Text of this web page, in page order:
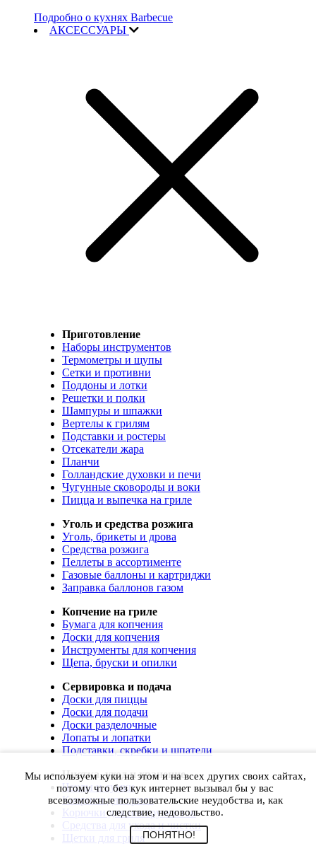
Подробно о кухнях Barbecue
АКСЕССУАРЫ
Приготовление
Наборы инструментов
Термометры и щупы
Сетки и противни
Поддоны и лотки
Решетки и полки
Шампуры и шпажки
Вертелы к грилям
Подставки и ростеры
Отсекатели жара
Планчи
Голландские духовки и печи
Чугунные сковороды и воки
Пицца и выпечка на гриле
Уголь и средства розжига
Уголь, брикеты и дрова
Средства розжига
Пеллеты в ассортименте
Газовые баллоны и картриджи
Заправка баллонов газом
Копчение на гриле
Бумага для копчения
Доски для копчения
Инструменты для копчения
Щепа, бруски и опилки
Сервировка и подача
Доски для пиццы
Доски для подачи
Доски разделочные
Лопаты и лопатки
Подставки, скребки и шпатели
Чистка, уход и хранение
Чехлы и сумки
Коврики для гриля
Корючки для инструментов
Средства для ухода и чистки
Щетки для гриля
Мы используем куки на этом и на всех других своих сайтах,
потому что без кук интернет вызывал бы у вас
всевозможные пользовательские неудобства и, как
следствие, недовольство.
ПОНЯТНО!